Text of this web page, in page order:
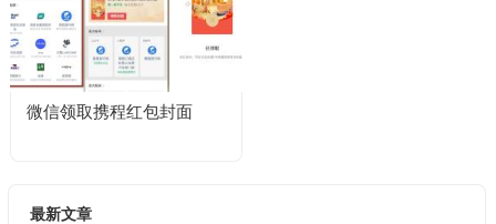
微信领取携程红包封面
最新文章